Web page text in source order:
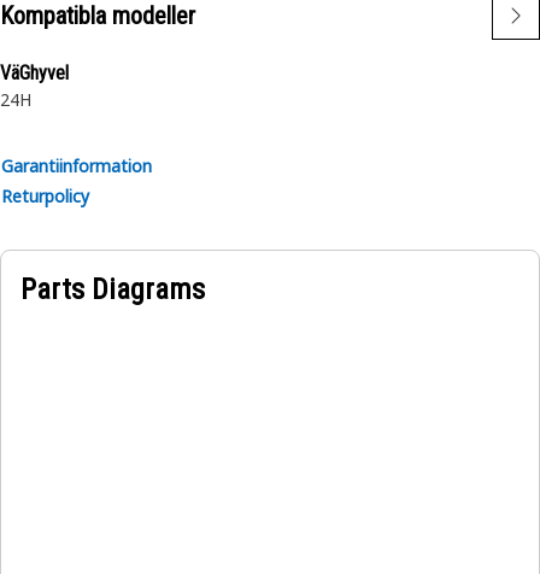
Kompatibla modeller
VäGhyvel
24H
Garantiinformation
Returpolicy
Parts Diagrams